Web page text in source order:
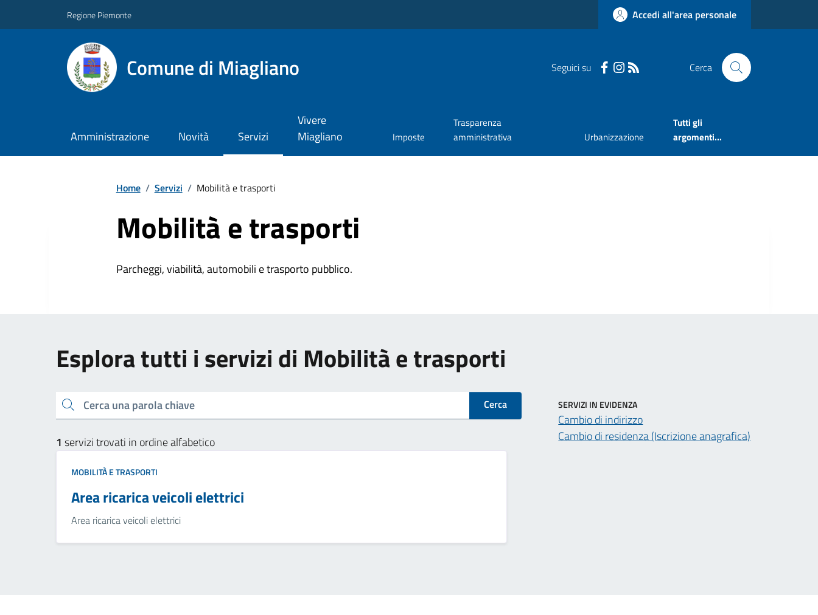
Regione Piemonte Accedi all'area personale
Comune di Miagliano Seguici su Cerca
Amministrazione Novità Servizi
Vivere
Miagliano
Imposte
Trasparenza
amministrativa
Urbanizzazione
Tutti gli
argomenti...
Home / Servizi / Mobilità e trasporti
Mobilità e trasporti
Parcheggi, viabilità, automobili e trasporto pubblico.
Esplora tutti i servizi di Mobilità e trasporti
Cerca una parola chiave Cerca
1 servizi trovati in ordine alfabetico
MOBILITÀ E TRASPORTI
Area ricarica veicoli elettrici
Area ricarica veicoli elettrici
SERVIZI IN EVIDENZA
Cambio di indirizzo
Cambio di residenza (Iscrizione anagrafica)